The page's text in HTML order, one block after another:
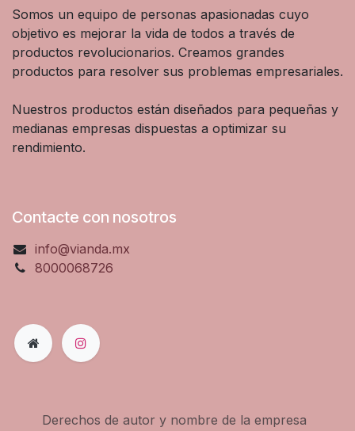
Somos un equipo de personas apasionadas cuyo
objetivo es mejorar la vida de todos a través de
productos revolucionarios. Creamos grandes
productos para resolver sus problemas empresariales.
Nuestros productos están diseñados para pequeñas y
medianas empresas dispuestas a optimizar su
rendimiento.
Contacte con nosotros
info@vianda.mx
8000068726
Derechos de autor y nombre de la empresa